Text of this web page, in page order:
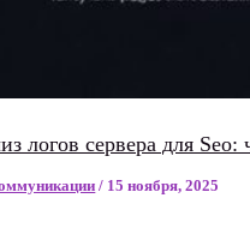
логов сервера для
/ 15 ноября, 2025